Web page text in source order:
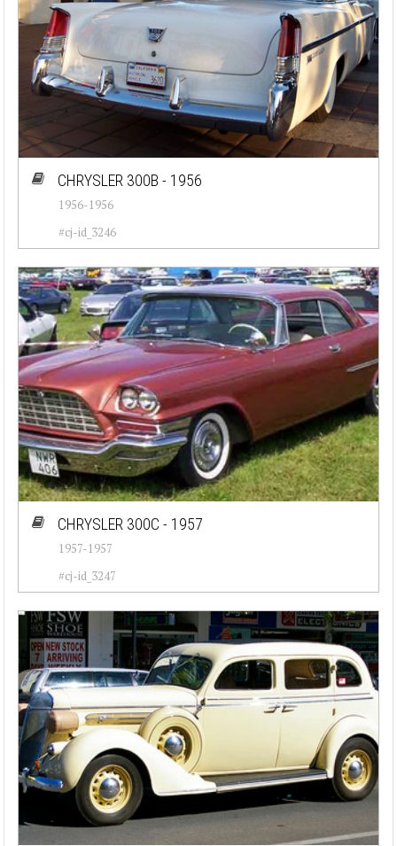
CHRYSLER 300B - 1956
1956-1956
#cj-id_3246
CHRYSLER 300C - 1957
1957-1957
#cj-id_3247